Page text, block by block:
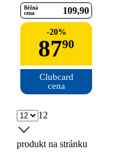
Běžná
cena
109 90
-20%
8790
Clubcard
cena
12
produkt na stránku